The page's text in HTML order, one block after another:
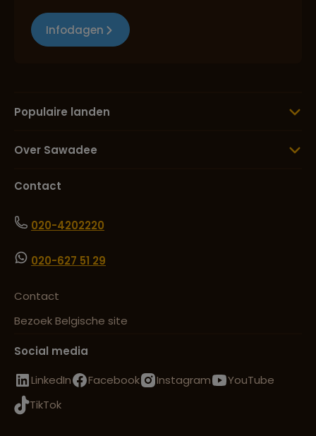
Infodagen
Populaire landen
Over Sawadee
Contact
020-4202220
020-627 51 29
Contact
Bezoek Belgische site
Social media
LinkedIn
Facebook Instagram
YouTube
TikTok